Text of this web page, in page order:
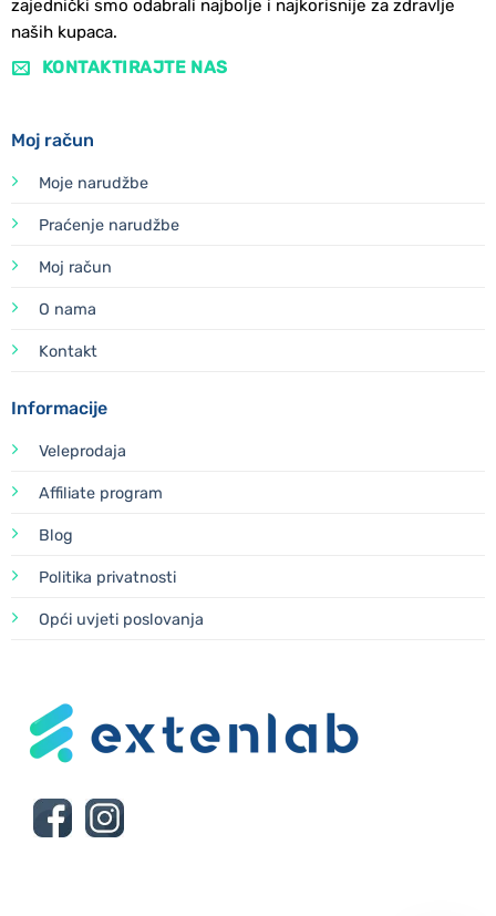
zajednički smo odabrali najbolje i najkorisnije za zdravlje
naših kupaca.
KONTAKTIRAJTE NAS
Moj račun
Moje narudžbe
Praćenje narudžbe
Moj račun
O nama
Kontakt
Informacije
Veleprodaja
Affiliate program
Blog
Politika privatnosti
Opći uvjeti poslovanja